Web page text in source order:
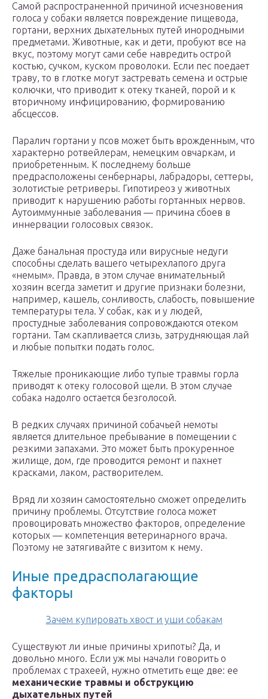
Самой распространенной причиной исчезновения
голоса у собаки является повреждение пищевода,
гортани, верхних дыхательных путей инородными
предметами. Животные, как и дети, пробуют все на
вкус, поэтому могут сами себе навредить острой
костью, сучком, куском проволоки. Если пес поедает
траву, то в глотке могут застревать семена и острые
колючки, что приводит к отеку тканей, порой и к
вторичному инфицированию, формированию
абсцессов.
Паралич гортани у псов может быть врожденным, что
характерно ротвейлерам, немецким овчаркам, и
приобретенным. К последнему больше
предрасположены сенбернары, лабрадоры, сеттеры,
золотистые ретриверы. Гипотиреоз у животных
приводит к нарушению работы гортанных нервов.
Аутоиммунные заболевания — причина сбоев в
иннервации голосовых связок.
Даже банальная простуда или вирусные недуги
способны сделать вашего четырехлапого друга
«немым». Правда, в этом случае внимательный
хозяин всегда заметит и другие признаки болезни,
например, кашель, сонливость, слабость, повышение
температуры тела. У собак, как и у людей,
простудные заболевания сопровождаются отеком
гортани. Там скапливается слизь, затрудняющая лай
и любые попытки подать голос.
Тяжелые проникающие либо тупые травмы горла
приводят к отеку голосовой щели. В этом случае
собака надолго остается безголосой.
В редких случаях причиной собачьей немоты
является длительное пребывание в помещении с
резкими запахами. Это может быть прокуренное
жилище, дом, где проводится ремонт и пахнет
красками, лаком, растворителем.
Вряд ли хозяин самостоятельно сможет определить
причину проблемы. Отсутствие голоса может
провоцировать множество факторов, определение
которых — компетенция ветеринарного врача.
Поэтому не затягивайте с визитом к нему.
Иные предрасполагающие
факторы
Зачем купировать хвост и уши собакам
Существуют ли иные причины хрипоты? Да, и
довольно много. Если уж мы начали говорить о
проблемах с трахеей, нужно отметить еще две: ее
механические травмы и обструкцию
дыхательных путей